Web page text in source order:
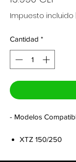
Impuesto incluido
Cantidad *
- Modelos
XTZ 150/250